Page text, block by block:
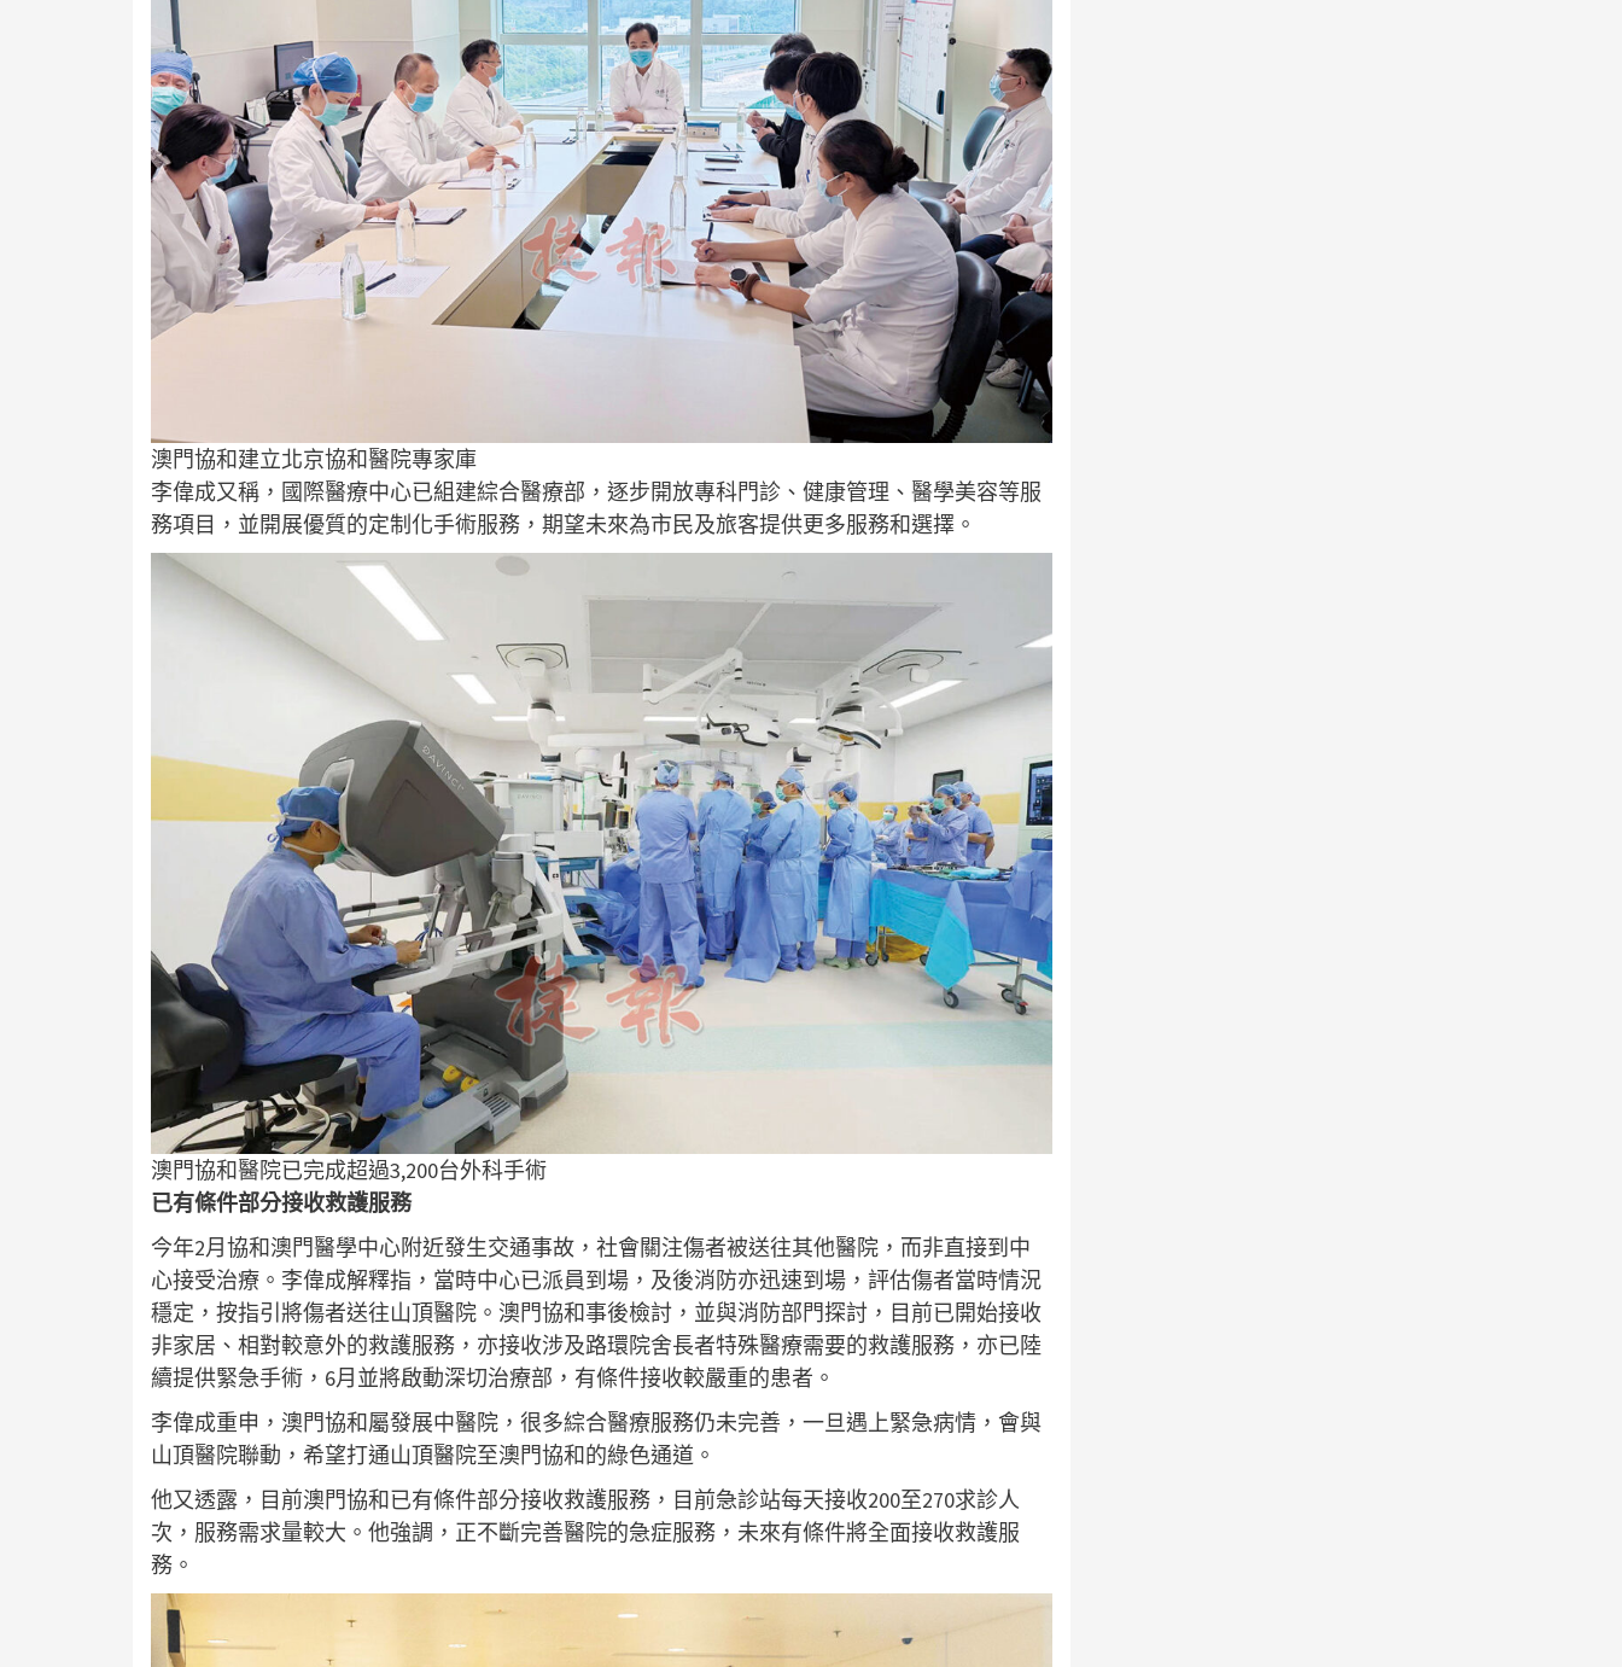
澳門協和建立北京協和醫院專家庫
李偉成又稱，國際醫療中心已組建綜合醫療部，逐步開放專科門診、健康管理、醫學美容等服
務項目，並開展優質的定制化手術服務，期望未來為市民及旅客提供更多服務和選擇。
澳門協和醫院已完成超過3,200台外科手術
已有條件部分接收救護服務
今年2月協和澳門醫學中心附近發生交通事故，社會關注傷者被送往其他醫院，而非直接到中
心接受治療。李偉成解釋指，當時中心已派員到場，及後消防亦迅速到場，評估傷者當時情況
穩定，按指引將傷者送往山頂醫院。澳門協和事後檢討，並與消防部門探討，目前已開始接收
非家居、相對較意外的救護服務，亦接收涉及路環院舍長者特殊醫療需要的救護服務，亦已陸
續提供緊急手術，6月並將啟動深切治療部，有條件接收較嚴重的患者。
李偉成重申，澳門協和屬發展中醫院，很多綜合醫療服務仍未完善，一旦遇上緊急病情，會與
山頂醫院聯動，希望打通山頂醫院至澳門協和的綠色通道。
他又透露，目前澳門協和已有條件部分接收救護服務，目前急診站每天接收200至270求診人
次，服務需求量較大。他強調，正不斷完善醫院的急症服務，未來有條件將全面接收救護服
務。